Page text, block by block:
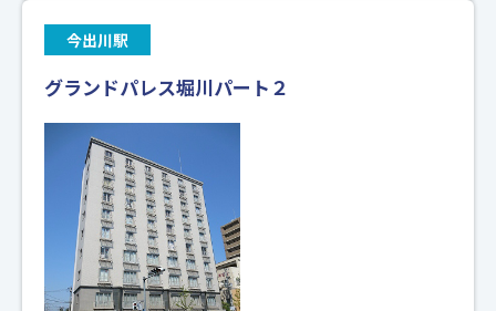
今出川駅
グランドパレス堀川パート２